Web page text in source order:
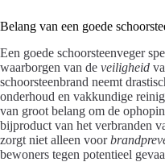
Belang van een goede
Een goede schoorsteenveger
waarborgen van de veiligheid
schoorsteenbrand neemt
onderhoud en vakkundige
van groot belang om de
bijproduct van het verbranden
zorgt niet alleen voor
bewoners tegen potentieel